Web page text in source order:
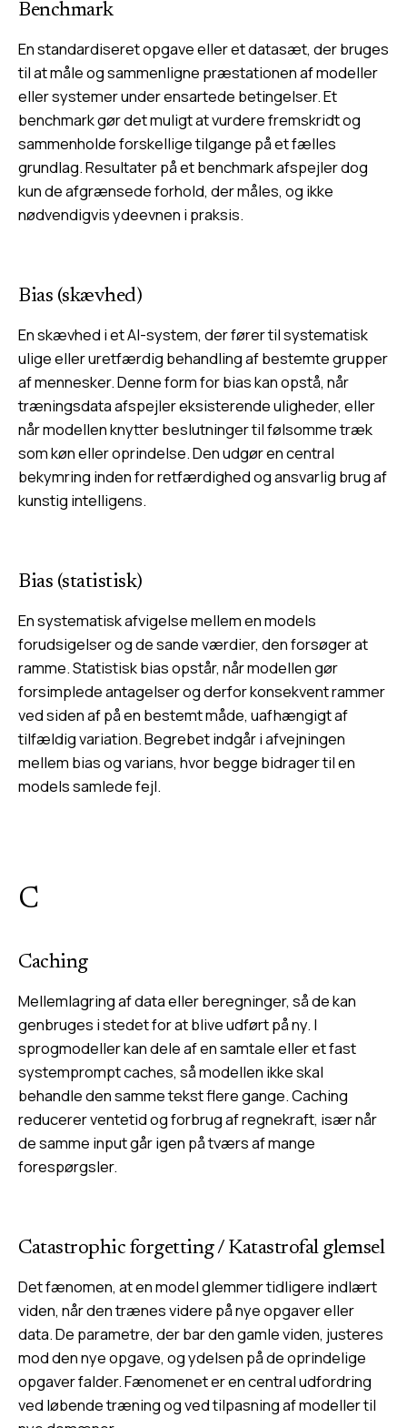
Benchmark
En standardiseret opgave eller et datasæt, der bruges
til at måle og sammenligne præstationen af modeller
eller systemer under ensartede betingelser. Et
benchmark gør det muligt at vurdere fremskridt og
sammenholde forskellige tilgange på et fælles
grundlag. Resultater på et benchmark afspejler dog
kun de afgrænsede forhold, der måles, og ikke
nødvendigvis ydeevnen i praksis.
Bias (skævhed)
En skævhed i et AI-system, der fører til systematisk
ulige eller uretfærdig behandling af bestemte grupper
af mennesker. Denne form for bias kan opstå, når
træningsdata afspejler eksisterende uligheder, eller
når modellen knytter beslutninger til følsomme træk
som køn eller oprindelse. Den udgør en central
bekymring inden for retfærdighed og ansvarlig brug af
kunstig intelligens.
Bias (statistisk)
En systematisk afvigelse mellem en models
forudsigelser og de sande værdier, den forsøger at
ramme. Statistisk bias opstår, når modellen gør
forsimplede antagelser og derfor konsekvent rammer
ved siden af på en bestemt måde, uafhængigt af
tilfældig variation. Begrebet indgår i afvejningen
mellem bias og varians, hvor begge bidrager til en
models samlede fejl.
C
Caching
Mellemlagring af data eller beregninger, så de kan
genbruges i stedet for at blive udført på ny. I
sprogmodeller kan dele af en samtale eller et fast
systemprompt caches, så modellen ikke skal
behandle den samme tekst flere gange. Caching
reducerer ventetid og forbrug af regnekraft, især når
de samme input går igen på tværs af mange
forespørgsler.
Catastrophic forgetting/ Katastrofal glemsel
Det fænomen, at en model glemmer tidligere indlært
viden, når den trænes videre på nye opgaver eller
data. De parametre, der bar den gamle viden, justeres
mod den nye opgave, og ydelsen på de oprindelige
opgaver falder. Fænomenet er en central udfordring
ved løbende træning og ved tilpasning af modeller til